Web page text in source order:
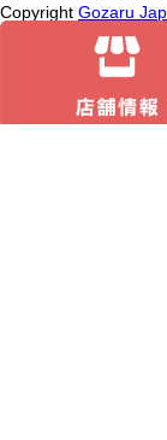
Copyright Gozaru